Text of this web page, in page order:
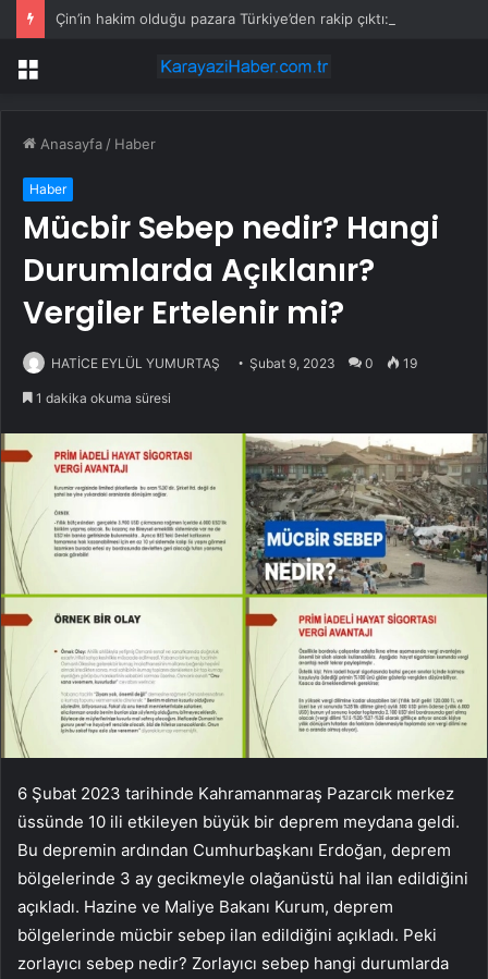
Menü
Anasayfa / Haber
Haber
Mücbir Sebep nedir? Hangi
Durumlarda Açıklanır?
Vergiler Ertelenir mi?
HATİCE EYLÜL YUMURTAŞ Şubat 9, 2023 0 19
1 dakika okuma süresi
6 Şubat 2023 tarihinde Kahramanmaraş Pazarcık merkez
üssünde 10 ili etkileyen büyük bir deprem meydana geldi.
Bu depremin ardından Cumhurbaşkanı Erdoğan, deprem
bölgelerinde 3 ay gecikmeyle olağanüstü hal ilan edildiğini
açıkladı. Hazine ve Maliye Bakanı Kurum, deprem
bölgelerinde mücbir sebep ilan edildiğini açıkladı. Peki
zorlayıcı sebep nedir? Zorlayıcı sebep hangi durumlarda